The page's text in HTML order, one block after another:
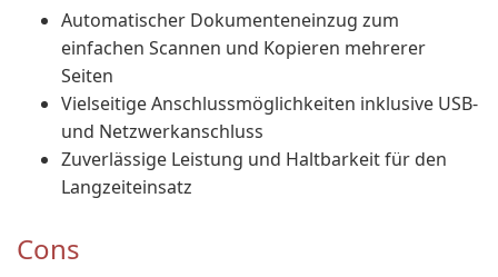
Automatischer Dokumenteneinzug zum
einfachen Scannen und Kopieren mehrerer
Seiten
Vielseitige Anschlussmöglichkeiten inklusive USB-
und Netzwerkanschluss
Zuverlässige Leistung und Haltbarkeit für den
Langzeiteinsatz
Cons